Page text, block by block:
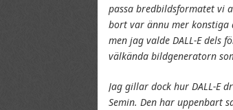
passa bredbildsformatet vi
bort var ännu mer konstiga
men jag valde DALL-E dels
välkända bildgeneratorn
Jag gillar dock hur DALL-E
Semin. Den har uppenbart